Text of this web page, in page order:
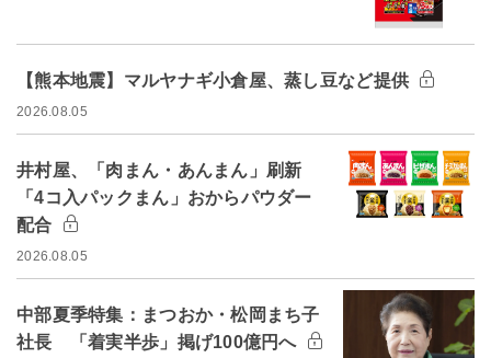
【熊本地震】マルヤナギ小倉屋、蒸し豆など提供
2026.08.05
井村屋、「肉まん・あんまん」刷新
「4コ入パックまん」おからパウダー
配合
2026.08.05
中部夏季特集：まつおか・松岡まち子
社長 「着実半歩」掲げ100億円へ